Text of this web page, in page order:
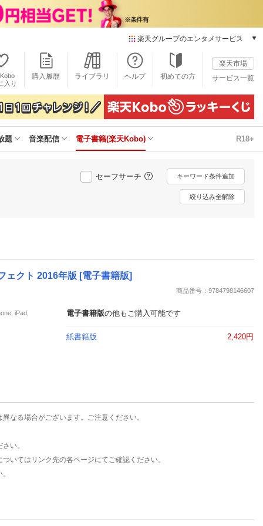
楽天グループのエンタメサービス
本/ゲーム/CD/DVD
楽天ブックス
電子書籍
楽天Kobo
雑誌読み放題
楽天ミュージック
動画配信
楽天TV
動画配信ガイド
推し楽
入り
購入履歴 ライブラリ ヘルプ 初めての方
楽天市場
サービス一覧
題 音楽配信 電子書籍(楽天Kobo) R18+
セーフサーチ キーワード条件追加
絞り込み全解除
ェクト 2016年版 [電子書籍版]
商品番号：9784798146607
iPad,
電子書籍版の他もご購入可能です
紙書籍版 2,420円
なる場合がございます。ご注意ください。
い。
いてはリンク先の各ページにてご確認ください。